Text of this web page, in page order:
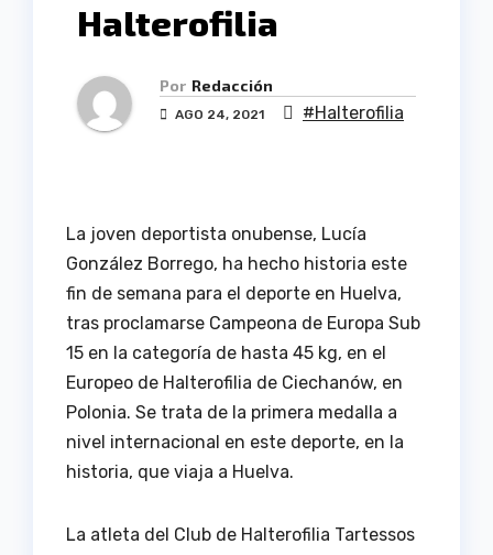
Halterofilia
Por Redacción
AGO 24, 2021 #Halterofilia
La joven deportista onubense, Lucía
González Borrego, ha hecho historia este
fin de semana para el deporte en Huelva,
tras proclamarse Campeona de Europa Sub
15 en la categoría de hasta 45 kg, en el
Europeo de Halterofilia de Ciechanów, en
Polonia. Se trata de la primera medalla a
nivel internacional en este deporte, en la
historia, que viaja a Huelva.
La atleta del Club de Halterofilia Tartessos